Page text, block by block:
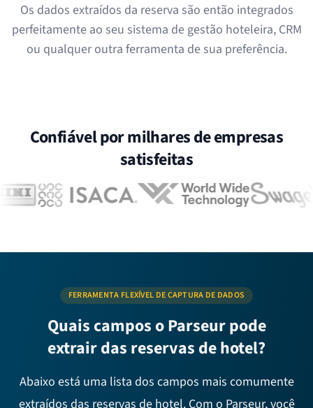
Os dados extraídos da reserva são então integrados
perfeitamente ao seu sistema de gestão hoteleira, CRM
ou qualquer outra ferramenta de sua preferência.
Confiável por milhares de empresas
satisfeitas
FERRAMENTA FLEXÍVEL DE CAPTURA DE DADOS
Quais campos o Parseur pode
extrair das reservas de hotel?
Abaixo está uma lista dos campos mais comumente
extraídos das reservas de hotel. Com o Parseur, você